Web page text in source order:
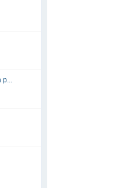
p...